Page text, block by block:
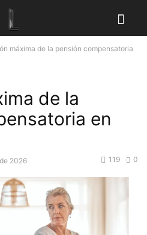
máxima de la pensión compensatoria
de la
en
2026 0
119